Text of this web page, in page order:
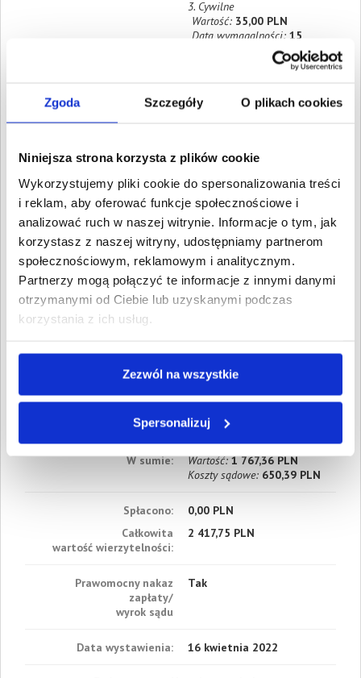
Zgoda Szczegóły O plikach cookies
Niniejsza strona korzysta z plików cookie
Wykorzystujemy pliki cookie do spersonalizowania treści
i reklam, aby oferować funkcje społecznościowe i
analizować ruch w naszej witrynie. Informacje o tym, jak
korzystasz z naszej witryny, udostępniamy partnerom
społecznościowym, reklamowym i analitycznym.
Partnerzy mogą połączyć te informacje z innymi danymi
otrzymanymi od Ciebie lub uzyskanymi podczas
korzystania z ich usług.
Zezwól na wszystkie
Spersonalizuj
3. Cywilne
Wartość: 35,00 PLN
Data wymagalności:15
października 2020
Wartość:
9,36 PLN
Data wymagalności:16
5. Cywilne
Data wymagalności:16
listopada 2020
6. Cywilne
Wartość:10,00 PLN
Data wymagalności:6
października 2020
7. Cywilne
października 2020
8. Cywilne
Wartość:10,00 PLN
listopada 2020
W sumie: Wartość:1 767,36 PLN
Koszty sądowe: 650,39 PLN
Spłacono:
0,00 PLN
Całkowita
wartość wierzytelności:
2 417,75 PLN
Prawomocny nakaz
zapłaty/
wyrok sądu
Tak
Data wystawienia: 16 kwietnia 2022